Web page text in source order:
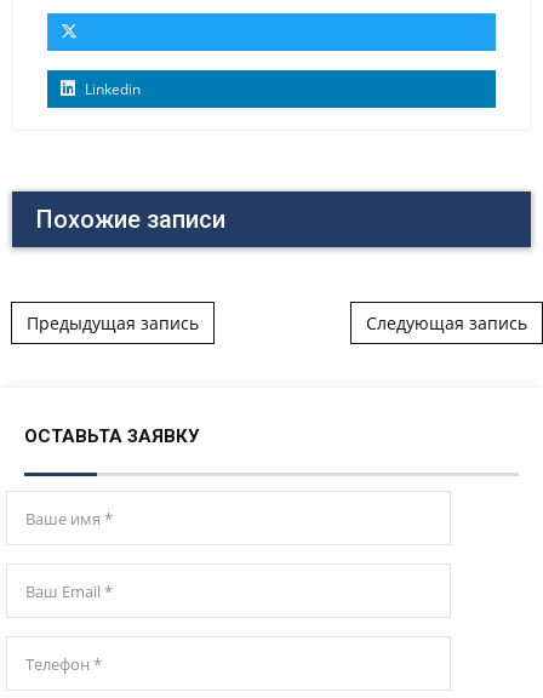
Linkedin
Похожие записи
Post navigation
Предыдущая запись Следующая запись
ОСТАВЬТА ЗАЯВКУ